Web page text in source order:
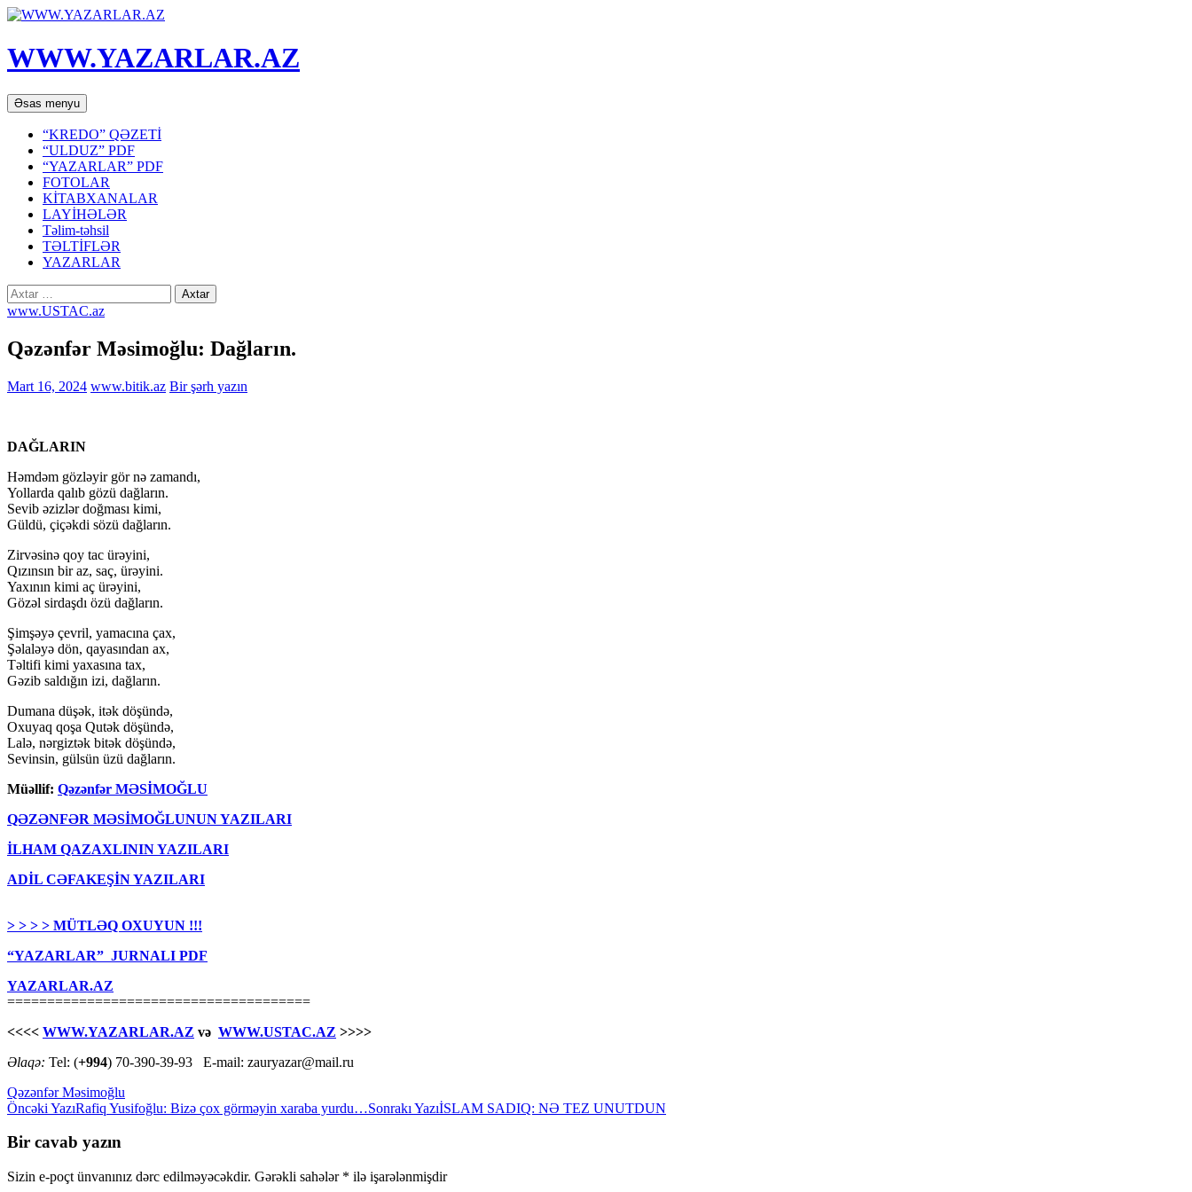
WWW.YAZARLAR.AZ
Axtar
Əsas menyu Mühtəviyyata
keç
“KREDO” QƏZETİ
“ULDUZ” PDF
“YAZARLAR” PDF
FOTOLAR
KİTABXANALAR
LAYİHƏLƏR
Təlim-təhsil
TƏLTİFLƏR
YAZARLAR
Axtarış:
www.USTAC.az
Qəzənfər Məsimoğlu: Dağların.
Mart 16, 2024 www.bitik.az Bir şərh yazın
DAĞLARIN
Həmdəm gözləyir gör nə zamandı,
Yollarda qalıb gözü dağların.
Sevib əzizlər doğması kimi,
Güldü, çiçəkdi sözü dağların.
Zirvəsinə qoy tac ürəyini,
Qızınsın bir az, saç, ürəyini.
Yaxının kimi aç ürəyini,
Gözəl sirdaşdı özü dağların.
Şimşəyə çevril, yamacına çax,
Şəlaləyə dön, qayasından ax,
Təltifi kimi yaxasına tax,
Gəzib saldığın izi, dağların.
Dumana düşək, itək döşündə,
Oxuyaq qoşa Qutək döşündə,
Lalə, nərgiztək bitək döşündə,
Sevinsin, gülsün üzü dağların.
Müəllif: Qəzənfər MƏSİMOĞLU
QƏZƏNFƏR MƏSİMOĞLUNUN YAZILARI
İLHAM QAZAXLININ YAZILARI
ADİL CƏFAKEŞİN YAZILARI
> > > > MÜTLƏQ OXUYUN !!!
“YAZARLAR” JURNALI PDF
YAZARLAR.AZ
======================================
<<<< WWW.YAZARLAR.AZ və WWW.USTAC.AZ >>>>
Əlaqə: Tel: (+994) 70-390-39-93 E-mail: zauryazar@mail.ru
Qəzənfər Məsimoğlu
Yazılar
üzrə
naviqasiya
Öncəki YazıRafiq Yusifoğlu: Bizə çox görməyin xaraba yurdu…Sonrakı YazıİSLAM SADIQ: NƏ TEZ UNUTDUN
Bir cavab yazın
Sizin e-poçt ünvanınız dərc edilməyəcəkdir. Gərəkli sahələr * ilə işarələnmişdir